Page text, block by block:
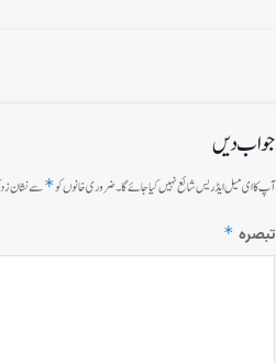
جواب دیں
آپ کا ای میل ایڈریس شائع نہیں کیا جائے گا۔ضروری خانوں کو*سے نشان زد
تبصرہ *